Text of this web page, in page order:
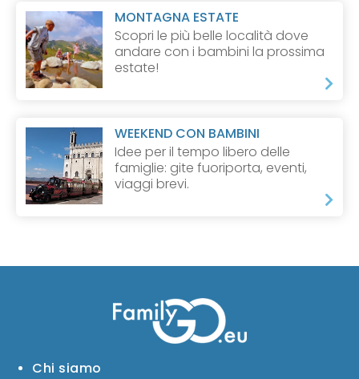
MONTAGNA ESTATE
Scopri le più belle località dove
andare con i bambini la prossima
estate!
WEEKEND CON BAMBINI
Idee per il tempo libero delle
famiglie: gite fuoriporta, eventi,
viaggi brevi.
Chi siamo